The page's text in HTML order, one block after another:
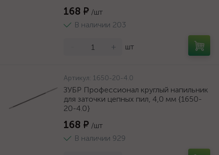
168 ₽ /шт
В наличии 203
+ шт
Артикул: 1650-20-4.0
ЗУБР Профессионал круглый напильник
для заточки цепных пил, 4,0 мм {1650-
20-4.0}
168 ₽ /шт
В наличии 929